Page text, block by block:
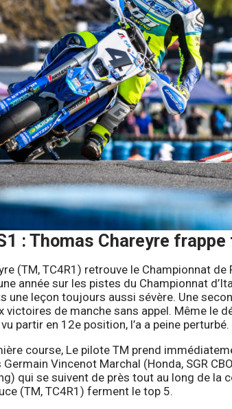
: Thomas Chareyre
(TM, TC4R1) retrouve le Championnat
année sur les pistes du Championnat
une leçon toujours aussi sévère. Une
victoires de manche sans appel. Même le
vu partir en 12e position, l’a a peine perturbé.
course, Le pilote TM prend
Vincenot Marchal (Honda, SGR
qui se suivent de près tout au long de la
(TM, TC4R1) ferment le top 5.